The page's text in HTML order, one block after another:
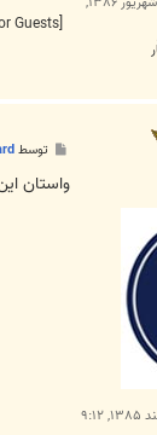
[External Link Removed for Guests]
جمعه ۱۱ اسفند ۱۳۸۵, ۹:۱۲
ت
توسط
واستان